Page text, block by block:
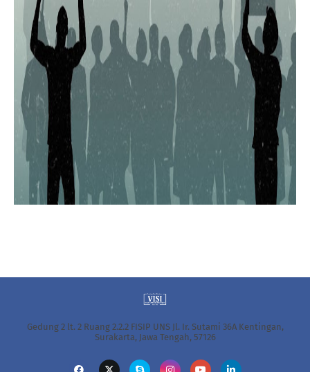
Gedung 2 lt. 2 Ruang 2.2.2 FISIP UNS Jl. Ir. Sutami 36A Kentingan,
Surakarta, Jawa Tengah, 57126